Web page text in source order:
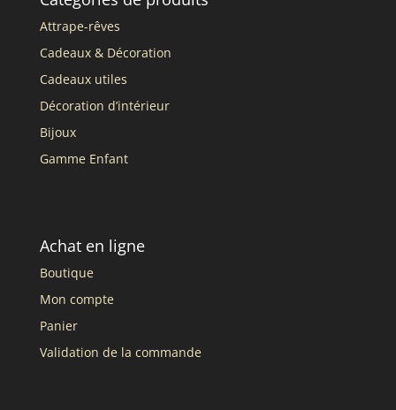
Attrape-rêves
Cadeaux & Décoration
Cadeaux utiles
Décoration d’intérieur
Bijoux
Gamme Enfant
Achat en ligne
Boutique
Mon compte
Panier
Validation de la commande